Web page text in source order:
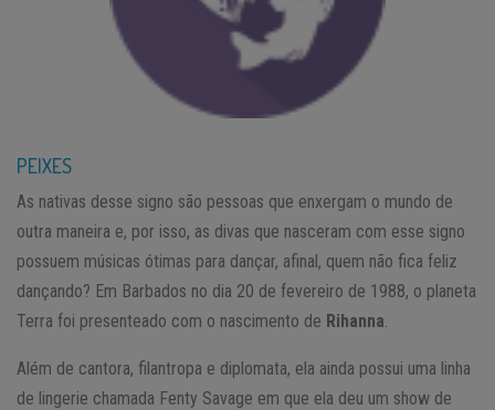
PEIXES
As nativas desse signo são pessoas que enxergam o mundo de
outra maneira e, por isso, as divas que nasceram com esse signo
possuem músicas ótimas para dançar, afinal, quem não fica feliz
dançando? Em Barbados no dia 20 de fevereiro de 1988, o planeta
Terra foi presenteado com o nascimento de Rihanna
Além de cantora, filantropa e diplomata, ela ainda possui uma linha
de lingerie chamada Fenty Savage em que ela deu um show de